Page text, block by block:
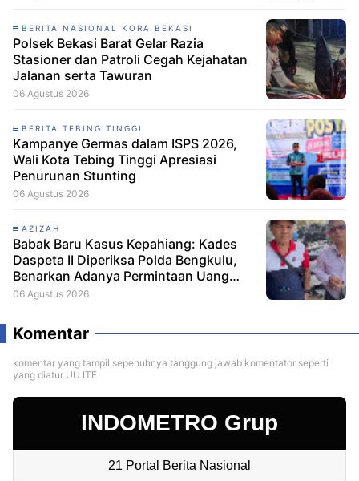
BERITA NASIONAL KORA BEKASI
Polsek Bekasi Barat Gelar Razia
Stasioner dan Patroli Cegah Kejahatan
Jalanan serta Tawuran
06 Agustus 2026
BERITA TEBING TINGGI
Kampanye Germas dalam ISPS 2026,
Wali Kota Tebing Tinggi Apresiasi
Penurunan Stunting
06 Agustus 2026
AZIZAH
Babak Baru Kasus Kepahiang: Kades
Daspeta II Diperiksa Polda Bengkulu,
Benarkan Adanya Permintaan Uang
Damai Rp60 Juta
06 Agustus 2026
Komentar
komentar yang tampil sepenuhnya tanggung jawab komentator seperti
yang diatur UU ITE
INDOMETRO Grup
21 Portal Berita Nasional